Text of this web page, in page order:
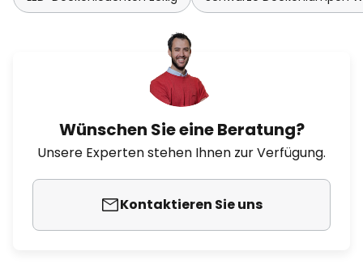
Wünschen Sie eine Beratung?
Unsere Experten stehen Ihnen zur Verfügung.
Kontaktieren Sie uns